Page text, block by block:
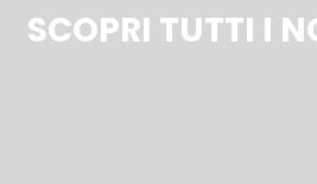
SCOPRI TUTTI I